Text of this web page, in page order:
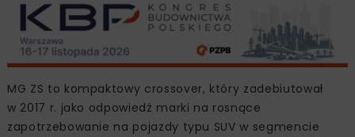
MG ZS to kompaktowy crossover, który zadebiutował
w 2017 r. jako odpowiedź marki na rosnące
zapotrzebowanie na pojazdy typu SUV w segmencie